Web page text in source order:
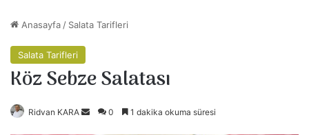
Anasayfa / Salata Tarifleri
Salata Tarifleri
Köz Sebze Salatası
Ridvan KARA 0 1 dakika okuma süresi